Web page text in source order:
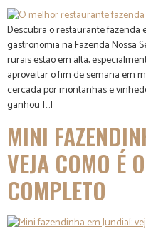
Descubra o restaurante fazenda
gastronomia na Fazenda Nossa
rurais estão em alta,
aproveitar o fim de semana em
cercada por montanhas e
ganhou […]
MINI
VEJA COMO É
COMPLETO